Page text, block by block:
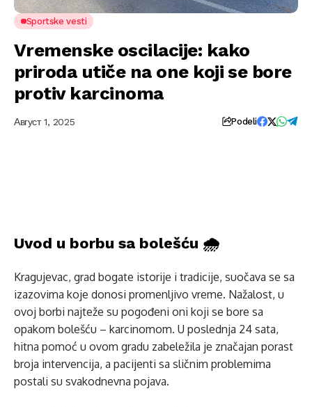
Sportske vesti
Vremenske oscilacije: kako
priroda utiče na one koji se bore
protiv karcinoma
Август 1, 2025 Podeli
Uvod u borbu sa bolešću 🌧️
Kragujevac, grad bogate istorije i tradicije, suočava se sa
izazovima koje donosi promenljivo vreme. Nažalost, u
ovoj borbi najteže su pogođeni oni koji se bore sa
opakom bolešću – karcinomom. U poslednja 24 sata,
hitna pomoć u ovom gradu zabeležila je značajan porast
broja intervencija, a pacijenti sa sličnim problemima
postali su svakodnevna pojava.